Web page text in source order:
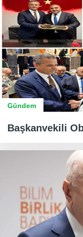
Gündem
Başkanvekili